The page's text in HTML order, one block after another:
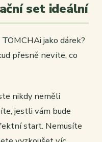
set ideální
jako dárek?
přesně nevíte, co
nikdy neměli
jestli vám bude
start. Nemusíte